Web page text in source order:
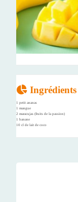
Ingrédients
1 petit ananas
1 mangue
2 maracujas (fruits de la passion)
1 banane
10 cl de lait de coco